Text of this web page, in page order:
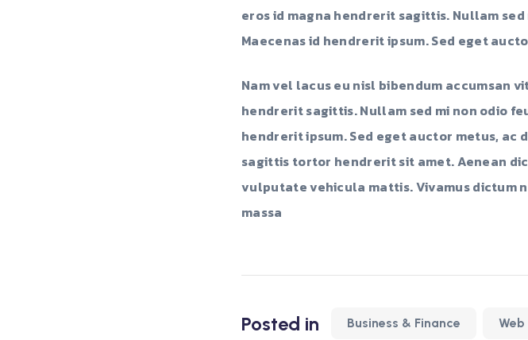
eros id magna hendrerit sagittis. Nullam
Maecenas id hendrerit ipsum. Sed eget
Nam vel lacus eu nisl bibendum accumsan
hendrerit sagittis. Nullam sed mi non odio
hendrerit ipsum. Sed eget auctor metus, ac
sagittis tortor hendrerit sit amet. Aenean
vulputate vehicula mattis. Vivamus dictum
massa
Posted in Business & Finance